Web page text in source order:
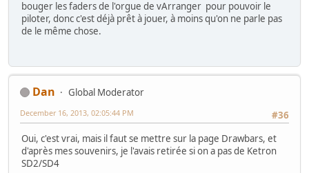
bouger les faders de l'orgue de vArranger pour pouvoir le
piloter, donc c'est déjà prêt à jouer, à moins qu'on ne parle pas
de le même chose.
Dan
Global Moderator
#36
December 16, 2013, 02:05:44 PM
Oui, c'est vrai, mais il faut se mettre sur la page Drawbars, et
d'après mes souvenirs, je l'avais retirée si on a pas de Ketron
SD2/SD4